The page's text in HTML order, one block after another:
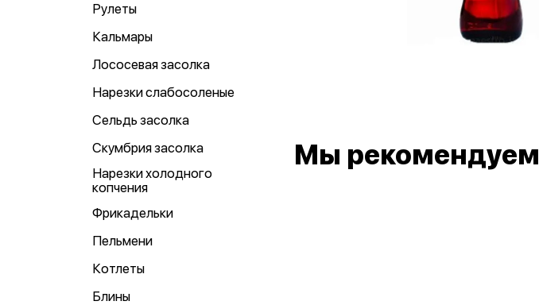
Рулеты
Кальмары
Лососевая засолка
Нарезки слабосоленые
Сельдь засолка
Скумбрия засолка
Нарезки холодного
копчения
Фрикадельки
Пельмени
Котлеты
Блины
Мы рекомендуем